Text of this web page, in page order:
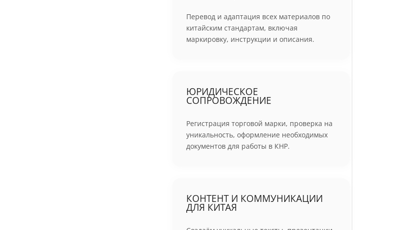
Перевод и адаптация всех материалов по
китайским стандартам, включая
маркировку, инструкции и описания.
ЮРИДИЧЕСКОЕ
СОПРОВОЖДЕНИЕ
Регистрация торговой марки, проверка на
уникальность, оформление необходимых
документов для работы в КНР.
КОНТЕНТ И КОММУНИКАЦИИ
ДЛЯ КИТАЯ